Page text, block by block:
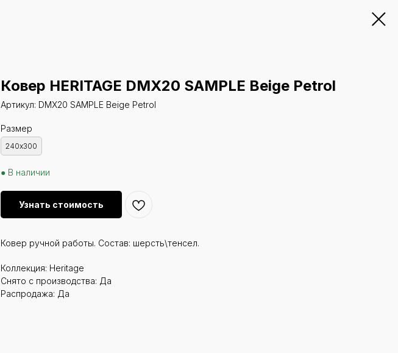
Ковер HERITAGE DMX20 SAMPLE Beige Petrol
Артикул: DMX20 SAMPLE Beige Petrol
Размер
240х300
● В наличии
Узнать стоимость
Ковер ручной работы. Состав: шерсть\тенсел.
Коллекция: Heritage
Снято с производства: Да
Распродажа: Да